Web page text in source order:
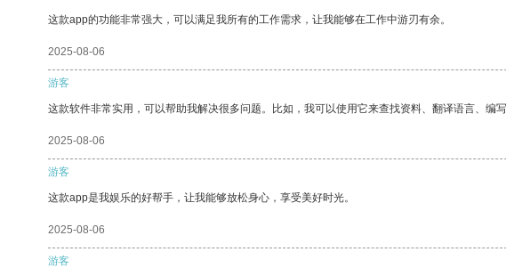
这款app的功能非常强大，可以满足我所有的工作需求，让我能够在工作中游刃有余。
2025-08-06
游客
这款软件非常实用，可以帮助我解决很多问题。比如，我可以使用它来查找资料、翻译语言、编写
2025-08-06
游客
这款app是我娱乐的好帮手，让我能够放松身心，享受美好时光。
2025-08-06
游客